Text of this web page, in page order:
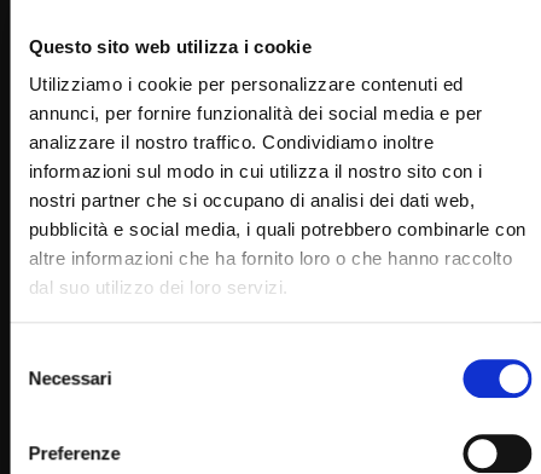
Questo sito web utilizza i cookie
Utilizziamo i cookie per personalizzare contenuti ed
annunci, per fornire funzionalità dei social media e per
analizzare il nostro traffico. Condividiamo inoltre
informazioni sul modo in cui utilizza il nostro sito con i
nostri partner che si occupano di analisi dei dati web,
pubblicità e social media, i quali potrebbero combinarle con
altre informazioni che ha fornito loro o che hanno raccolto
dal suo utilizzo dei loro servizi.
delNecessari
Preferenze
PADRE PIO TV
Emittente televisiva cattolica dei frati cappuccini di San
Giovanni Rotondo.
Puoi guardare Padre Pio Tv
su Sky al canale 852,